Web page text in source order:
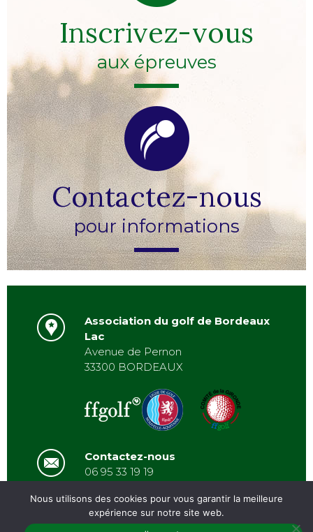
Inscrivez-vous
aux épreuves
Contactez-nous
pour informations
Association du golf de Bordeaux
Lac
Avenue de Pernon
33300 BORDEAUX
Contactez-nous
06 95 33 19 19
Nous utilisons des cookies pour vous garantir la meilleure
expérience sur notre site web.